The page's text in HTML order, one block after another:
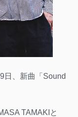
日、新曲「Sound
TAMAKIと